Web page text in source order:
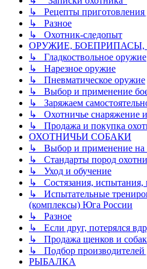
↳ Рецепты приготовления
↳ Разное
↳ Охотник-следопыт
ОРУЖИЕ,
↳ Гладкоствольное оружие
↳ Нарезное оружие
↳ Пневматическое оружие
↳ Выбор и применение
↳ Заряжаем
↳ Охотничье снаряжение
↳ Продажа и покупка
ОХОТНИЧЬИ СОБАКИ
↳ Выбор и применение на
↳ Стандарты пород
↳ Уход и обучение
↳ Состязания, испытания,
↳ Испытательные
(комплексы) Юга России
↳ Разное
↳ Если друг, потерялся
↳ Продажа щенков и собак
↳ Подбор производителей
РЫБАЛКА